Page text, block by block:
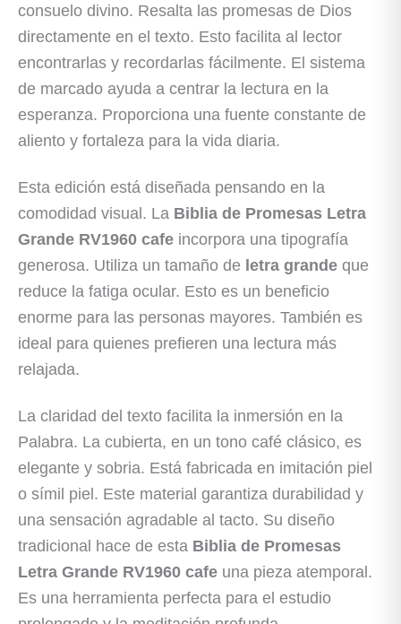
consuelo divino. Resalta las promesas de Dios
directamente en el texto. Esto facilita al lector
encontrarlas y recordarlas fácilmente. El sistema
de marcado ayuda a centrar la lectura en la
esperanza. Proporciona una fuente constante de
aliento y fortaleza para la vida diaria.
Esta edición está diseñada pensando en la
comodidad visual. La Biblia de Promesas Letra
Grande RV1960 cafe incorpora una tipografía
generosa. Utiliza un tamaño de letra grande que
reduce la fatiga ocular. Esto es un beneficio
enorme para las personas mayores. También es
ideal para quienes prefieren una lectura más
relajada.
La claridad del texto facilita la inmersión en la
Palabra. La cubierta, en un tono café clásico, es
elegante y sobria. Está fabricada en imitación piel
o símil piel. Este material garantiza durabilidad y
una sensación agradable al tacto. Su diseño
tradicional hace de esta Biblia de Promesas
Letra Grande RV1960 cafe una pieza atemporal.
Es una herramienta perfecta para el estudio